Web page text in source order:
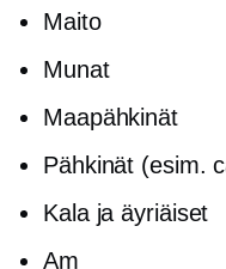
Maito
Munat
Maapähkinät
Pähkinät (esim.
Kala ja äyriäiset
Am